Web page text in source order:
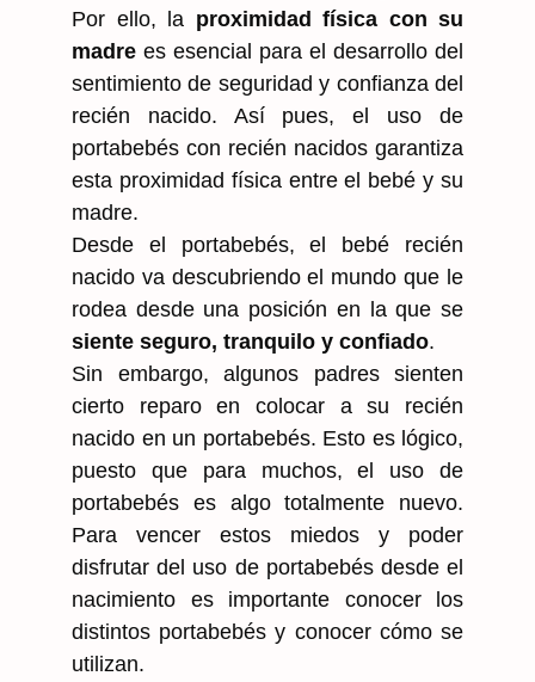
Por ello, la proximidad física con su
madre es esencial para el desarrollo del
sentimiento de seguridad y confianza del
recién nacido. Así pues, el uso de
portabebés con recién nacidos garantiza
esta proximidad física entre el bebé y su
madre.
Desde el portabebés, el bebé recién
nacido va descubriendo el mundo que le
rodea desde una posición en la que se
siente seguro, tranquilo y confiado.
Sin embargo, algunos padres sienten
cierto reparo en colocar a su recién
nacido en un portabebés. Esto es lógico,
puesto que para muchos, el uso de
portabebés es algo totalmente nuevo.
Para vencer estos miedos y poder
disfrutar del uso de portabebés desde el
nacimiento es importante conocer los
distintos portabebés y conocer cómo se
utilizan.